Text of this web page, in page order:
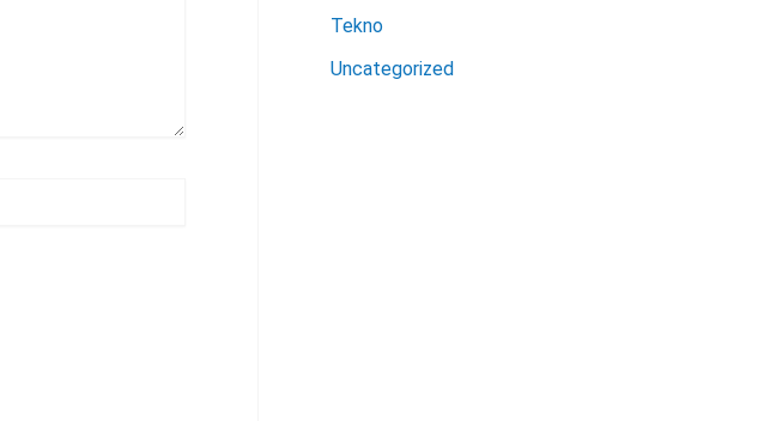
Tekno
Uncategorized